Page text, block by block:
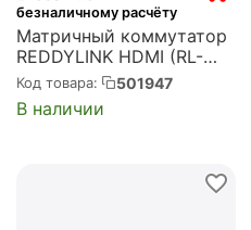
безналичному расчёту
Матричный коммутатор
REDDYLINK HDMI (RL-
MXM44L)
Код товара: 501947
В наличии